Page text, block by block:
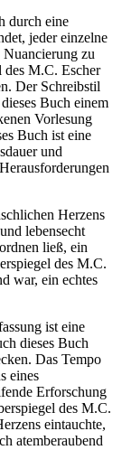
durch eine
jeder einzelne
zu
des M.C. Escher
Der Schreibstil
Buch einem
Vorlesung
Buch ist eine
und
Herzens
lebensecht
ließ, ein
des M.C.
war, ein echtes
ist eine
dieses Buch
Das Tempo
eines
Erforschung
des M.C.
eintauchte,
atemberaubend